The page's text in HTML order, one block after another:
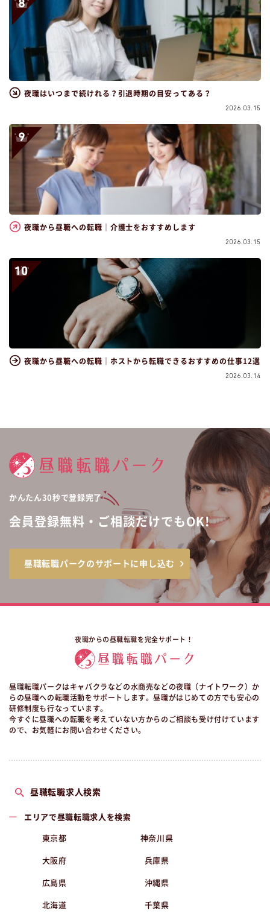
夜職はいつまで続けれる？引退時期の目安ってある？
2026.03.15
夜職から昼職への転職｜介護士をおすすめします
2026.03.15
夜職から昼職への転職｜ホストから転職できるおすすめの仕事12選
2026.03.14
かんたん30秒で登録完了
会員登録無料・ご相談だけでもOK!
昼職転職パークのサポートに申し込む
夜職からの昼職転職を完全サポート！
昼職転職パークはキャバクラなどの水商売などの夜職（ナイトワーク）か
らの昼職への転職活動をサポートします。昼職がはじめての方でも安心の
研修制度も行なっています。
今すぐに昼職への転職を考えていない方からのご相談も受け付けています
ので、お気軽にお問い合わせください。
昼職転職求人検索
エリアで昼職転職求人を検索
東京都 神奈川県
大阪府 兵庫県
広島県 沖縄県
北海道 千葉県